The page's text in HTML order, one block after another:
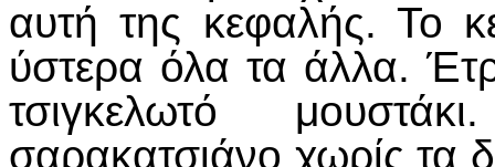
αυτή της κεφαλής. Το
ύστερα όλα τα άλλα.
τσιγκελωτό
σαρακατσιάνο χωρίς τα